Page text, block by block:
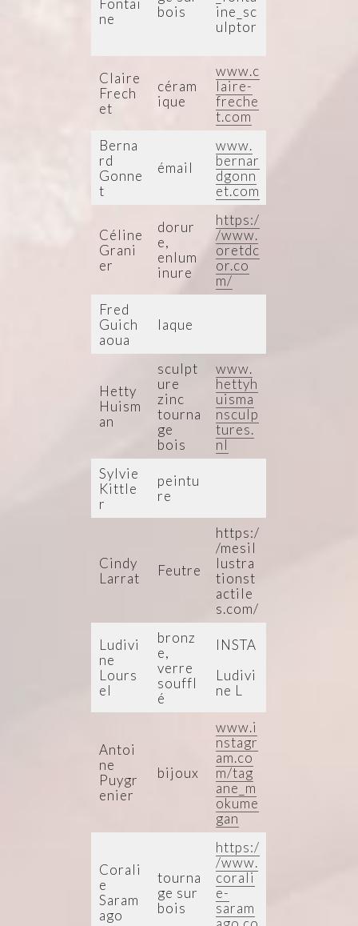
Fontai
ne
bois
ine_sc
ulptor
Claire
Frech
et
céram
ique
www.c
laire-
freche
t.com
Berna
rd
Gonne
t
émail
www.
bernar
dgonn
et.com
Céline
Grani
er
dorur
e,
enlum
inure
https:/
/www.
oretdc
or.co
m/
Fred
Guich
aoua
laque
Hetty
Huism
an
sculpt
ure
zinc
tourna
ge
bois
www.
hettyh
uisma
nsculp
tures.
nl
Sylvie
Kittle
r
peintu
re
Cindy
Larrat
Feutre
https:/
/mesil
lustra
tionst
actile
s.com/
Ludivi
ne
Lours
el
bronz
e,
verre
souffl
é
INSTA
Ludivi
ne L
Antoi
ne
Puygr
enier
bijoux
www.i
nstagr
am.co
m/tag
ane_m
okume
gan
Corali
e
Saram
ago
tourna
ge sur
bois
https:/
/www.
corali
e-
saram